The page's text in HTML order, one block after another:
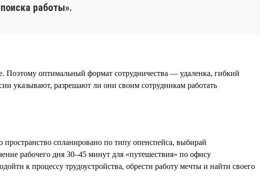
работы».
Поэтому оптимальный формат сотрудничества — удаленка, гибкий
указывают, разрешают ли они своим сотрудникам работать
спланировано по типу опенспейса, выбирай
рабочего дня 30–45 минут для «путешествия» по офису
к процессу трудоустройства, обрести работу мечты и найти своего